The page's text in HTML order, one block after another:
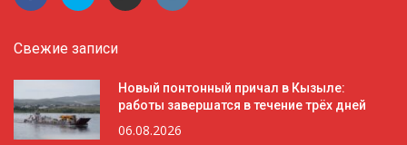
Свежие записи
Новый понтонный причал в Кызыле:
работы завершатся в течение трёх дней
06.08.2026